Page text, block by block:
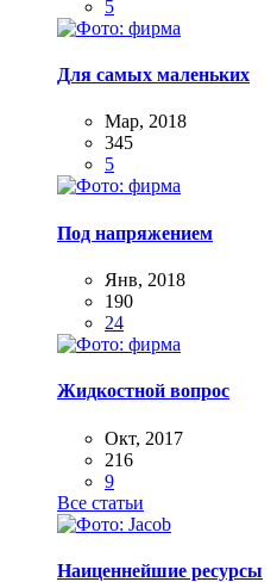
5
Для самых маленьких
Мар, 2018
345
5
Под напряжением
Янв, 2018
190
24
Жидкостной вопрос
Окт, 2017
216
9
Все статьи
Наиценнейшие ресурсы